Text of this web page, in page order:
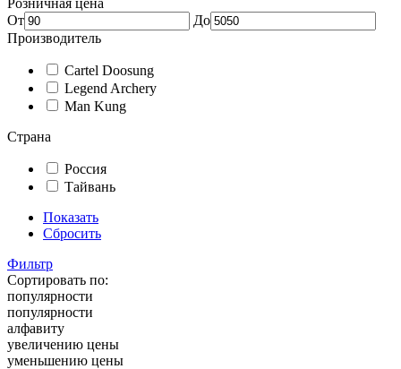
Розничная цена
От
До
Производитель
Cartel Doosung
Legend Archery
Man Kung
Страна
Россия
Тайвань
Показать
Сбросить
Фильтр
Сортировать по:
популярности
популярности
алфавиту
увеличению цены
уменьшению цены